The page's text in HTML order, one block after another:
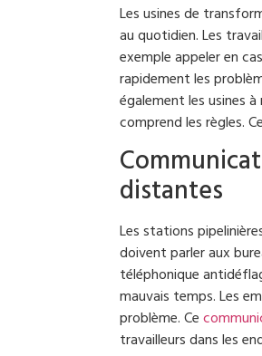
Les usines de
au quotidien. Les
exemple appeler en
rapidement les
également les usines
comprend les règles.
distantes
Les stations
doivent parler aux
téléphonique
mauvais temps. Les
problème. Ce
travailleurs dans les